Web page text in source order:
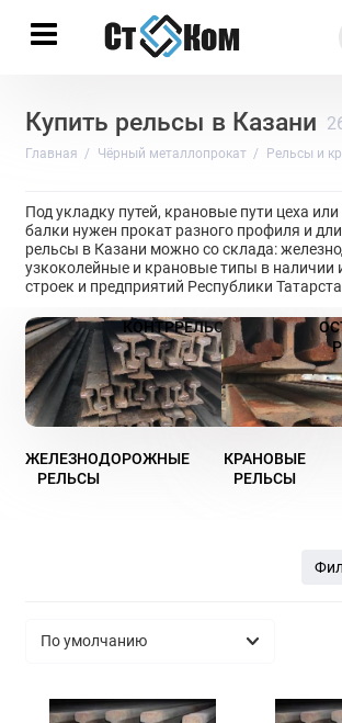
Купить рельсы в Казани
Главная Чёрный металлопрокат Рельсы и
Под укладку путей, крановые пути цеха
балки нужен прокат разного профиля и
рельсы в Казани можно со склада:
узкоколейные и крановые типы в наличии
строек и предприятий Республики
ЖЕЛЕЗНОДОРОЖНЫЕ
РЕЛЬСЫ
КОНТРРЕЛЬС
КРАНОВЫЕ
РЕЛЬСЫ